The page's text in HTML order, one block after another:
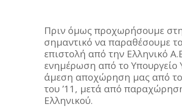
Πριν όμως προχωρήσουμε
σημαντικό να παραθέσουμε
επιστολή από την Ελληνικό
ενημέρωση από το Υπουργείο
άμεση αποχώρηση μας από το
του ’11, μετά από
Ελληνικού.